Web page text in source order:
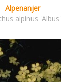
Alpenanjer
alpinus 'Albus'